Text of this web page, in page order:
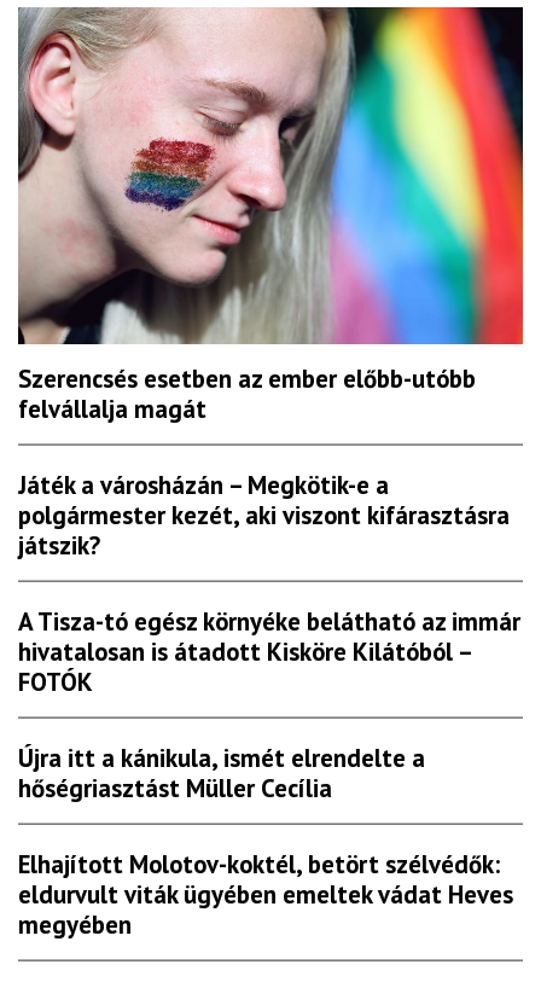
Szerencsés esetben az ember előbb-utóbb
felvállalja magát
Játék a városházán – Megkötik-e a
polgármester kezét, aki viszont kifárasztásra
játszik?
A Tisza-tó egész környéke belátható az immár
hivatalosan is átadott Kisköre Kilátóból –
FOTÓK
Újra itt a kánikula, ismét elrendelte a
hőségriasztást Müller Cecília
Elhajított Molotov-koktél, betört szélvédők:
eldurvult viták ügyében emeltek vádat Heves
megyében